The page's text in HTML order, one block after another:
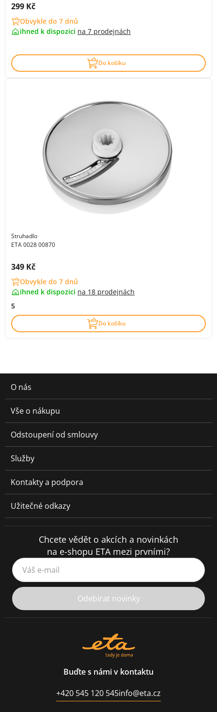
Cena s DPH:
299 Kč
Obvykle do 7 dnů
ihned k dispozici na 7 prodejnách
Do košíku
Struhadlo
ETA 0028 00870
Cena s DPH:
349 Kč
Obvykle do 7 dnů
ihned k dispozici na 18 prodejnách
5
Do košíku
O nás
Vše o nákupu
Odstoupení od smlouvy
Služby
Kontakty a podpora
Užitečné odkazy
Chcete vědět o akcích a novinkách
na e-shopu ETA mezi prvními?
Váš e-mail
Odebírat novinky
Buďte s námi v kontaktu
+420 545 120 545info@eta.cz